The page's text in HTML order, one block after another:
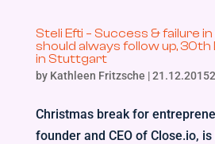
Steli Efti – Success & failure
should always follow up,
in Stuttgart
by Kathleen Fritzsche |
Christmas break for
founder and CEO of Close.io,